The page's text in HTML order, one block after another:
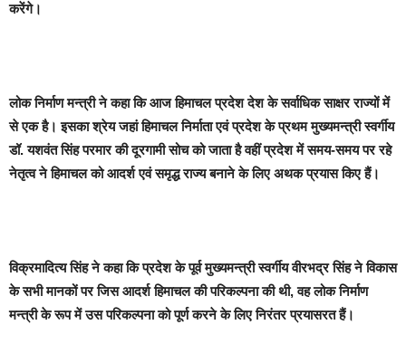
करेंगे।
लोक निर्माण मन्त्री ने कहा कि आज हिमाचल प्रदेश देश के सर्वाधिक साक्षर राज्यों में
से एक है। इसका श्रेय जहां हिमाचल निर्माता एवं प्रदेश के प्रथम मुख्यमन्त्री स्वर्गीय
डॉ. यशवंत सिंह परमार की दूरगामी सोच को जाता है वहीं प्रदेश में समय-समय पर रहे
नेतृत्व ने हिमाचल को आदर्श एवं समृद्ध राज्य बनाने के लिए अथक प्रयास किए हैं।
विक्रमादित्य सिंह ने कहा कि प्रदेश के पूर्व मुख्यमन्त्री स्वर्गीय वीरभद्र सिंह ने विकास
के सभी मानकों पर जिस आदर्श हिमाचल की परिकल्पना की थी, वह लोक निर्माण
मन्त्री के रूप में उस परिकल्पना को पूर्ण करने के लिए निरंतर प्रयासरत हैं।